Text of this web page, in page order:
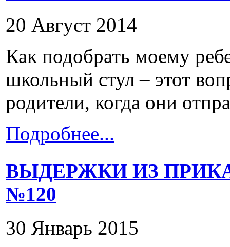
20 Август 2014
Как подобрать моему
школьный стул – этот
родители, когда они
Подробнее...
ВЫДЕРЖКИ ИЗ
№120
30 Январь 2015